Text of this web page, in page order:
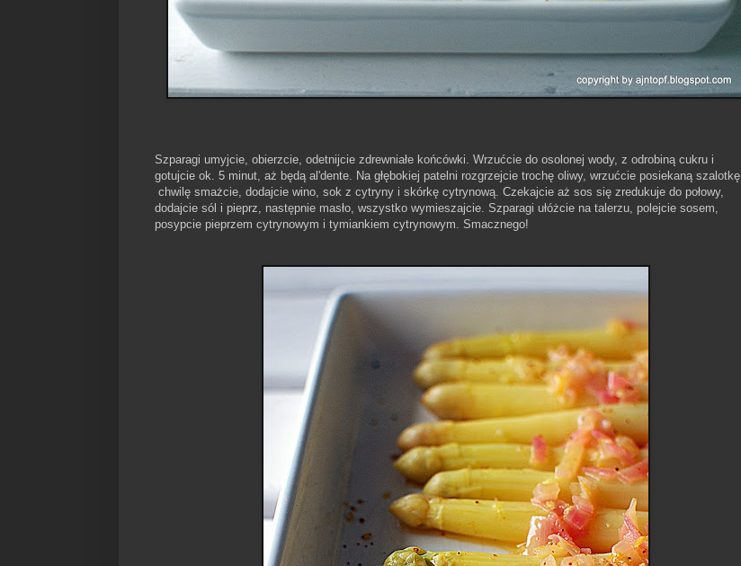
Szparagi umyjcie, obierzcie, odetnijcie zdrewniałe końcówki. Wrzućcie do osolonej wody, z odrobiną cukru i
gotujcie ok. 5 minut, aż będą al'dente. Na głębokiej patelni rozgrzejcie trochę oliwy, wrzućcie posiekaną szalotkę
chwilę smażcie, dodajcie wino, sok z cytryny i skórkę cytrynową. Czekajcie aż sos się zredukuje do połowy,
dodajcie sól i pieprz, następnie masło, wszystko wymieszajcie. Szparagi ułóżcie na talerzu, polejcie sosem,
posypcie pieprzem cytrynowym i tymiankiem cytrynowym. Smacznego!